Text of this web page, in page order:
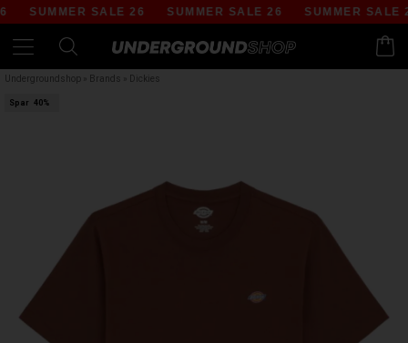
SUMMER SALE 26 SUMMER SALE 26 SUMMER SALE 26
Undergroundshop Brands Dickies
Spar 40%